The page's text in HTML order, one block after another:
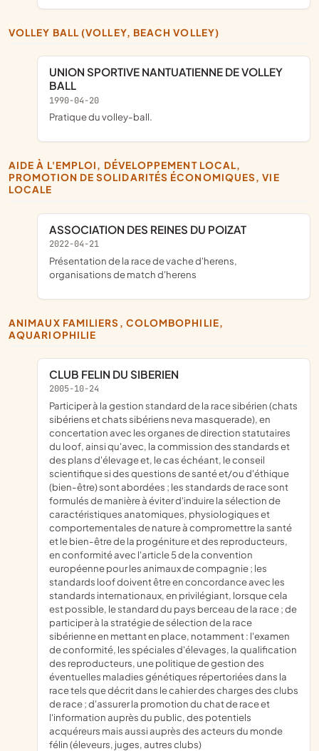
VOLLEY BALL (VOLLEY, BEACH VOLLEY)
UNION SPORTIVE NANTUATIENNE DE VOLLEY
BALL
1990-04-20
pratique du volley-ball.
AIDE À L'EMPLOI, DÉVELOPPEMENT LOCAL,
PROMOTION DE SOLIDARITÉS ÉCONOMIQUES, VIE
LOCALE
ASSOCIATION DES REINES DU POIZAT
2022-04-21
présentation de la race de vache d'herens,
organisations de match d'herens
ANIMAUX FAMILIERS, COLOMBOPHILIE,
AQUARIOPHILIE
CLUB FELIN DU SIBERIEN
2005-10-24
participer à la gestion standard de la race sibérien (chats
sibériens et chats sibériens neva masquerade), en
concertation avec les organes de direction statutaires
du loof, ainsi qu'avec, la commission des standards et
des plans d'élevage et, le cas échéant, le conseil
scientifique si des questions de santé et/ou d'éthique
(bien-être) sont abordées ; les standards de race sont
formulés de manière à éviter d'induire la sélection de
caractéristiques anatomiques, physiologiques et
comportementales de nature à compromettre la santé
et le bien-être de la progéniture et des reproducteurs,
en conformité avec l'article 5 de la convention
européenne pour les animaux de compagnie ; les
standards loof doivent être en concordance avec les
standards internationaux, en privilégiant, lorsque cela
est possible, le standard du pays berceau de la race ; de
participer à la stratégie de sélection de la race
sibérienne en mettant en place, notamment : l'examen
de conformité, les spéciales d'élevages, la qualification
des reproducteurs, une politique de gestion des
éventuelles maladies génétiques répertoriées dans la
race tels que décrit dans le cahier des charges des clubs
de race ; d'assurer la promotion du chat de race et
l'information auprès du public, des potentiels
acquéreurs mais aussi auprès des acteurs du monde
félin (éleveurs, juges, autres clubs)